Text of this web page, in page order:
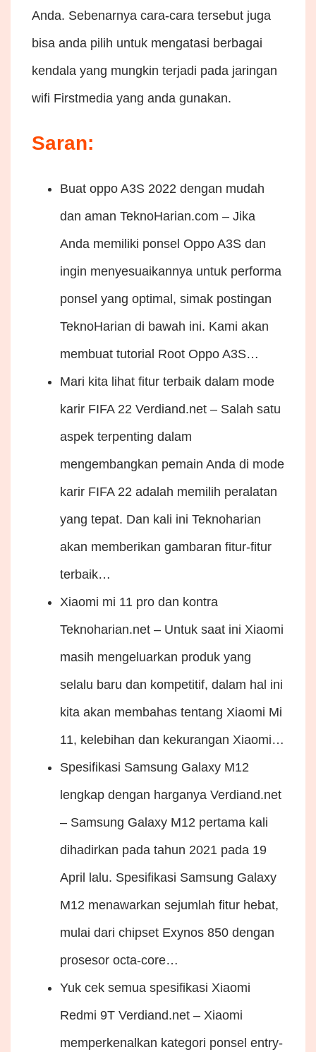
Anda. Sebenarnya cara-cara tersebut juga
bisa anda pilih untuk mengatasi berbagai
kendala yang mungkin terjadi pada jaringan
wifi Firstmedia yang anda gunakan.
Saran:
Buat oppo A3S 2022 dengan mudah
dan aman TeknoHarian.com – Jika
Anda memiliki ponsel Oppo A3S dan
ingin menyesuaikannya untuk performa
ponsel yang optimal, simak postingan
TeknoHarian di bawah ini. Kami akan
membuat tutorial Root Oppo A3S…
Mari kita lihat fitur terbaik dalam mode
karir FIFA 22 Verdiand.net – Salah satu
aspek terpenting dalam
mengembangkan pemain Anda di mode
karir FIFA 22 adalah memilih peralatan
yang tepat. Dan kali ini Teknoharian
akan memberikan gambaran fitur-fitur
terbaik…
Xiaomi mi 11 pro dan kontra
Teknoharian.net – Untuk saat ini Xiaomi
masih mengeluarkan produk yang
selalu baru dan kompetitif, dalam hal ini
kita akan membahas tentang Xiaomi Mi
11, kelebihan dan kekurangan Xiaomi…
Spesifikasi Samsung Galaxy M12
lengkap dengan harganya Verdiand.net
– Samsung Galaxy M12 pertama kali
dihadirkan pada tahun 2021 pada 19
April lalu. Spesifikasi Samsung Galaxy
M12 menawarkan sejumlah fitur hebat,
mulai dari chipset Exynos 850 dengan
prosesor octa-core…
Yuk cek semua spesifikasi Xiaomi
Redmi 9T Verdiand.net – Xiaomi
memperkenalkan kategori ponsel entry-